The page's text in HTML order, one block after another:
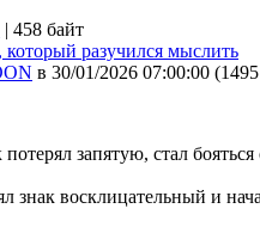
| 458 байт
который разучился мыслить
в 30/01/2026 07:00:00 (
потерял запятую, стал
знак восклицательный и